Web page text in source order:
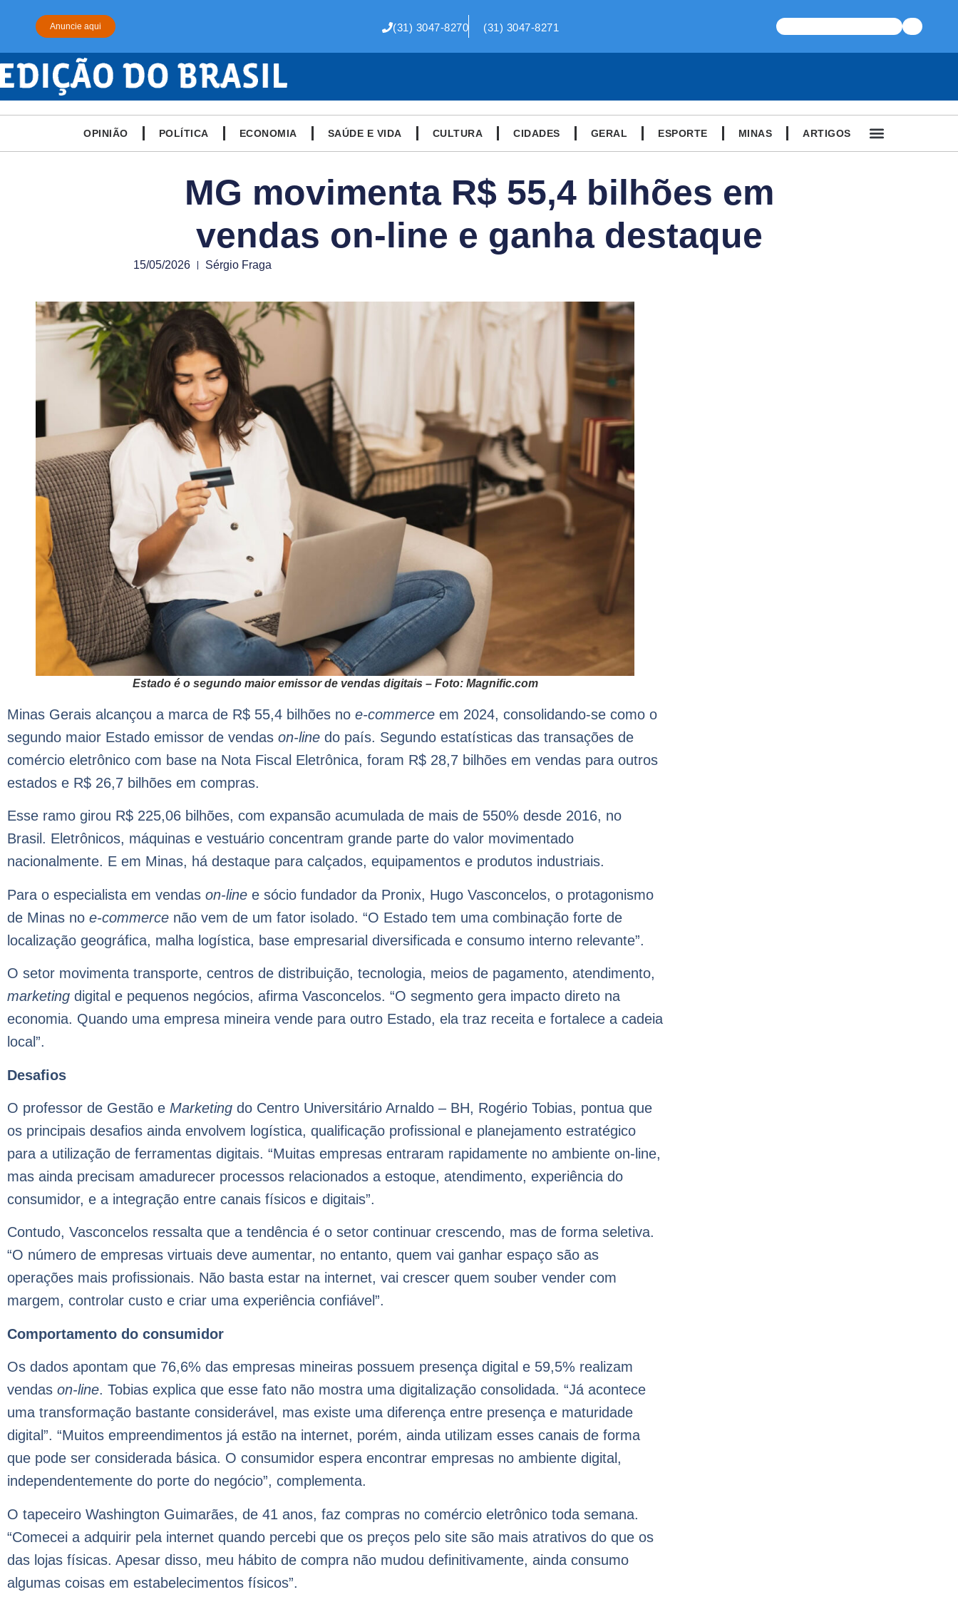
Anuncie aqui (31) 3047-8270 (31) 3047-8271
OPINIÃO POLÍTICA ECONOMIA SAÚDE E VIDA CULTURA CIDADES GERAL ESPORTE MINAS ARTIGOS
MG movimenta R$ 55,4 bilhões em
vendas on-line e ganha destaque
15/05/2026 Sérgio Fraga
Estado é o segundo maior emissor de vendas digitais – Foto: Magnific.com
Minas Gerais alcançou a marca de R$ 55,4 bilhões no e-commerce em 2024, consolidando-se como o
segundo maior Estado emissor de vendas on-line do país. Segundo estatísticas das transações de
comércio eletrônico com base na Nota Fiscal Eletrônica, foram R$ 28,7 bilhões em vendas para outros
estados e R$ 26,7 bilhões em compras.
Esse ramo girou R$ 225,06 bilhões, com expansão acumulada de mais de 550% desde 2016, no
Brasil. Eletrônicos, máquinas e vestuário concentram grande parte do valor movimentado
nacionalmente. E em Minas, há destaque para calçados, equipamentos e produtos industriais.
Para o especialista em vendas on-line e sócio fundador da Pronix, Hugo Vasconcelos, o protagonismo
de Minas no e-commerce não vem de um fator isolado. “O Estado tem uma combinação forte de
localização geográfica, malha logística, base empresarial diversificada e consumo interno relevante”.
O setor movimenta transporte, centros de distribuição, tecnologia, meios de pagamento, atendimento,
marketing digital e pequenos negócios, afirma Vasconcelos. “O segmento gera impacto direto na
economia. Quando uma empresa mineira vende para outro Estado, ela traz receita e fortalece a cadeia
local”.
Desafios
O professor de Gestão e Marketing do Centro Universitário Arnaldo – BH, Rogério Tobias, pontua que
os principais desafios ainda envolvem logística, qualificação profissional e planejamento estratégico
para a utilização de ferramentas digitais. “Muitas empresas entraram rapidamente no ambiente on-line,
mas ainda precisam amadurecer processos relacionados a estoque, atendimento, experiência do
consumidor, e a integração entre canais físicos e digitais”.
Contudo, Vasconcelos ressalta que a tendência é o setor continuar crescendo, mas de forma seletiva.
“O número de empresas virtuais deve aumentar, no entanto, quem vai ganhar espaço são as
operações mais profissionais. Não basta estar na internet, vai crescer quem souber vender com
margem, controlar custo e criar uma experiência confiável”.
Comportamento do consumidor
Os dados apontam que 76,6% das empresas mineiras possuem presença digital e 59,5% realizam
vendas on-line. Tobias explica que esse fato não mostra uma digitalização consolidada. “Já acontece
uma transformação bastante considerável, mas existe uma diferença entre presença e maturidade
digital”. “Muitos empreendimentos já estão na internet, porém, ainda utilizam esses canais de forma
que pode ser considerada básica. O consumidor espera encontrar empresas no ambiente digital,
independentemente do porte do negócio”, complementa.
O tapeceiro Washington Guimarães, de 41 anos, faz compras no comércio eletrônico toda semana.
“Comecei a adquirir pela internet quando percebi que os preços pelo site são mais atrativos do que os
das lojas físicas. Apesar disso, meu hábito de compra não mudou definitivamente, ainda consumo
algumas coisas em estabelecimentos físicos”.